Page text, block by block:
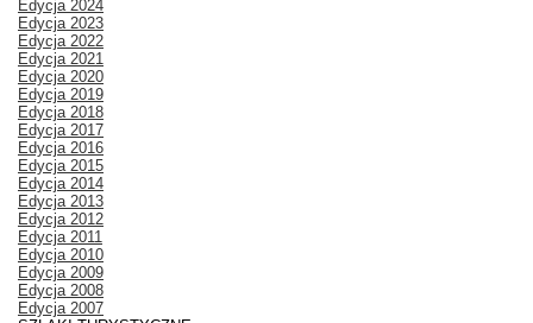
Edycja 2024
Edycja 2023
Edycja 2022
Edycja 2021
Edycja 2020
Edycja 2019
Edycja 2018
Edycja 2017
Edycja 2016
Edycja 2015
Edycja 2014
Edycja 2013
Edycja 2012
Edycja 2011
Edycja 2010
Edycja 2009
Edycja 2008
Edycja 2007